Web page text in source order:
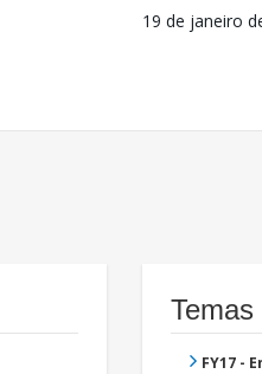
19 de janeiro
Temas
FY17 -